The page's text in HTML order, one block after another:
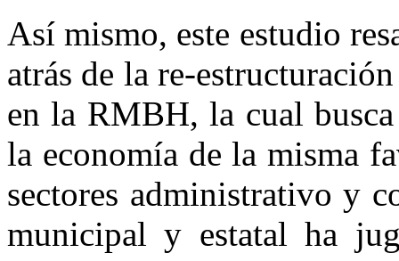
Así mismo, este estudio
atrás de la re-
en la RMBH, la cual
la economía de la misma
sectores administrativo y
municipal y estatal ha